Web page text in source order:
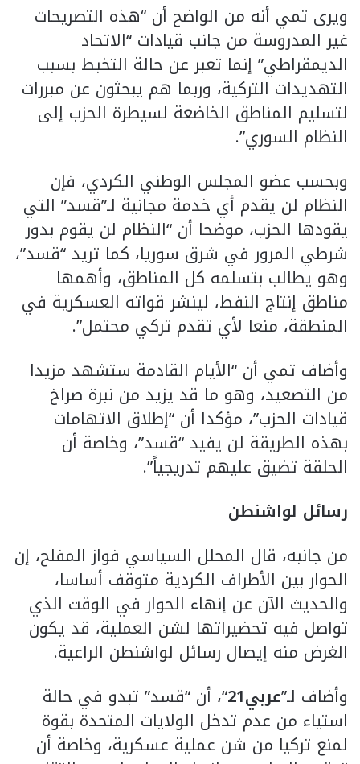
ويرى تمي أنه من الواضح أن “هذه التصريحات
غير المدروسة من جانب قيادات “الاتحاد
الديمقراطي” إنما تعبر عن حالة التخبط بسبب
التهديدات التركية، وربما هم يبحثون عن مبررات
لتسليم المناطق الخاضعة لسيطرة الحزب إلى
النظام السوري”.
وبحسب عضو المجلس الوطني الكردي، فإن
النظام لن يقدم أي خدمة مجانية لـ”قسد” التي
يقودها الحزب، موضحا أن “النظام لن يقوم بدور
شرطي المرور في شرق سوريا، كما تريد “قسد”،
وهو يطالب بتسلمه كل المناطق، وأهمها
مناطق إنتاج النفط، لينشر قواته العسكرية في
المنطقة، منعا لأي تقدم تركي محتمل”.
وأضاف تمي أن “الأيام القادمة ستشهد مزيدا
من التصعيد، وهو ما قد يزيد من نبرة صراخ
قيادات الحزب”، مؤكدا أن “إطلاق الاتهامات
بهذه الطريقة لن يفيد “قسد”، وخاصة أن
الحلقة تضيق عليهم تدريجياً”.
رسائل لواشنطن
من جانبه، قال المحلل السياسي فواز المفلح، إن
الحوار بين الأطراف الكردية متوقف أساسا،
والحديث الآن عن إنهاء الحوار في الوقت الذي
تواصل فيه تحضيراتها لشن العملية، قد يكون
الغرض منه إيصال رسائل لواشنطن الراعية.
وأضاف لـ”عربي21 “، أن “قسد” تبدو في حالة
استياء من عدم تدخل الولايات المتحدة بقوة
لمنع تركيا من شن عملية عسكرية، وخاصة أن